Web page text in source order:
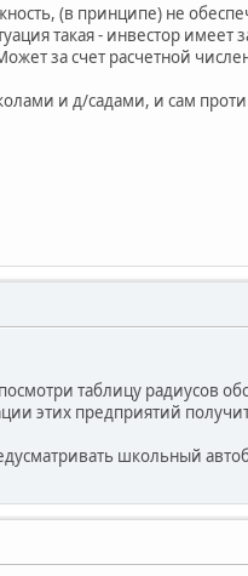
(в принципе) не
такая - инвестор имеет
за счет расчетной
и д/садами, и сам
таблицу радиусов
этих предприятий
школьный